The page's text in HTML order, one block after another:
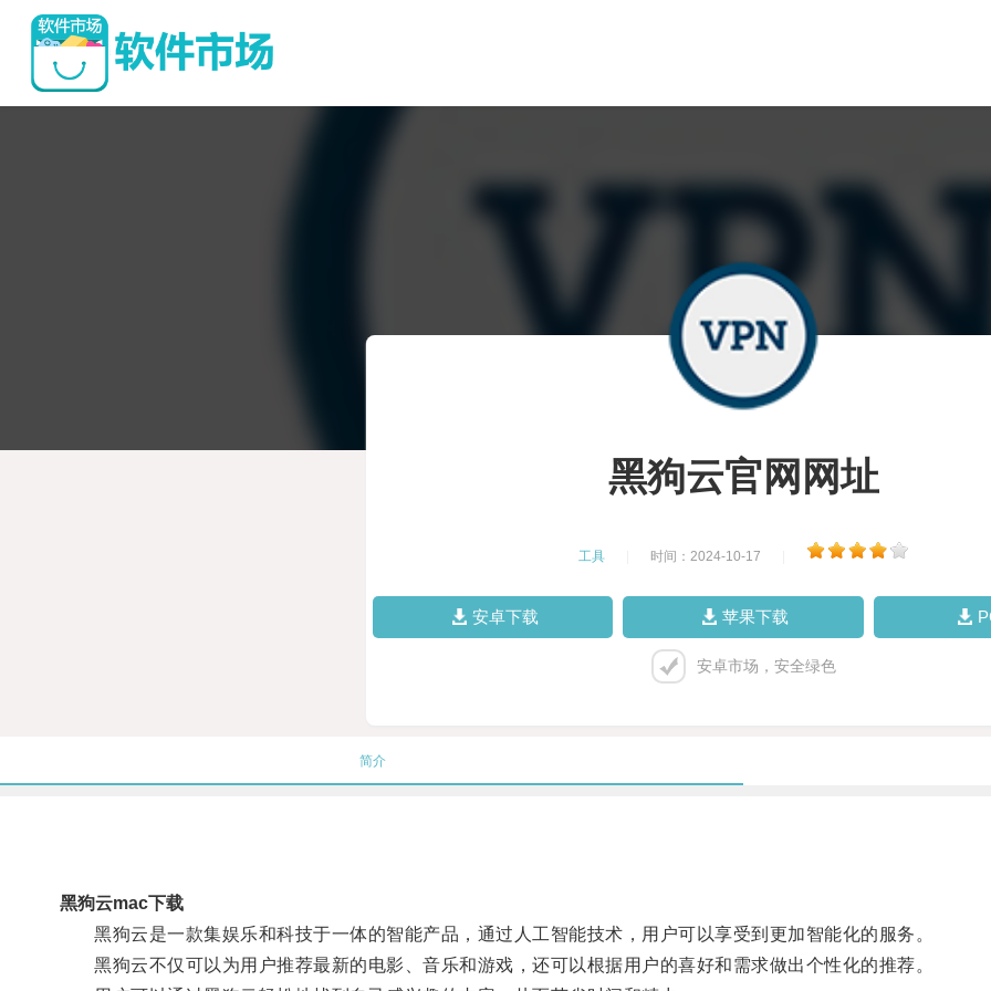
黑狗云官网网址
工具 时间：2024-10-17
安卓下载 苹果下载
安卓市场，安全绿色
简介
黑狗云mac下载
黑狗云是一款集娱乐和科技于一体的智能产品，通过人工智能技术，用户可以享受到更加智能化的服务。
黑狗云不仅可以为用户推荐最新的电影、音乐和游戏，还可以根据用户的喜好和需求做出个性化的推荐。